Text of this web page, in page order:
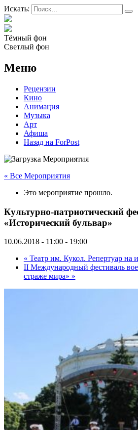
Искать:
Тёмный фон
Светлый фон
Меню
Рецензии
Кино
Анимация
Музыка
Арт
Афиша
Назад на ForPost
« Все Мероприятия
Это мероприятие прошло.
Культурно-патриотический
«Исторический бульвар»
10.06.2018 - 11:00 - 19:00
« Театр им. Кукол. Репертуар на
II Международный фестиваль
страже мира» »